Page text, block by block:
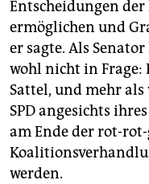
Entscheidungen
ermöglichen und
er sagte. Als
wohl nicht in
Sattel, und mehr
SPD angesichts
am Ende der rot-
werden.